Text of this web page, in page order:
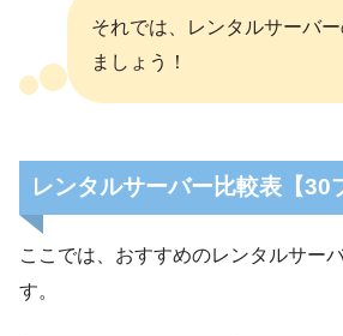
それでは、レンタルサーバ
ましょう！
レンタルサーバー比較表【30
ここでは、おすすめのレンタルサー
す。